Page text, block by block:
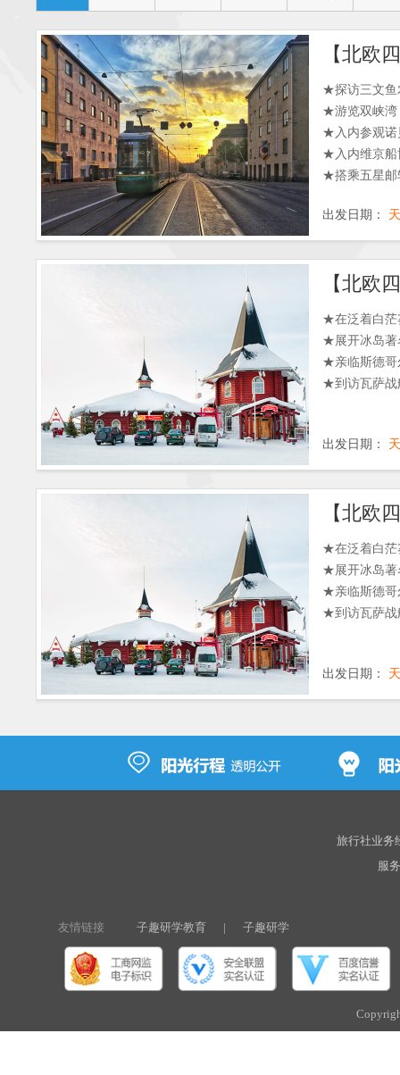
出发日期：
★探访三文鱼
★游览双峡湾
★入内参观诺
★入内维京船
★搭乘五星邮
出发日期：
【北欧
★在泛着白茫
★展开冰岛著
★亲临斯德哥
★到访瓦萨战
出发日期：
【北欧
★在泛着白茫
★展开冰岛著
★亲临斯德哥
★到访瓦萨战
旅行社业务
服
友情链接 子趣研学教育 | 子趣研学